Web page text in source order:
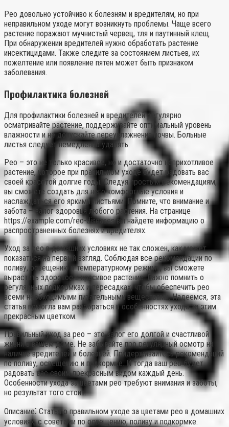
Рео довольно устойчиво к болезням и вредителям, но при
неправильном уходе могут возникнуть проблемы. Чаще всего
растение поражают мучнистый червец, тля и паутинный клещ.
При обнаружении вредителей нужно обработать растение
инсектицидами. Также следите за состоянием листьев, их
пожелтение или появление пятен может быть признаком
заболевания.
Профилактика болезней
Для профилактики болезней и вредителей регулярно
осматривайте растение, поддерживайте оптимальный уровень
влажности и не допускайте переувлажнения почвы. Больные
листья следует немедленно удалять.
Рео – это не только красивое, но и достаточно неприхотливое
растение, которое при правильном уходе будет радовать вас
своей красотой долгие годы. Следуя простым рекомендациям,
вы сможете создать для него комфортные условия и
наслаждаться его яркими листьями. Помните, что внимание и
забота – залог здоровья любого растения. На странице
https://example.com/reo-diseases вы найдете информацию о
распространенных болезнях и вредителях.
Уход за рео в домашних условиях не так сложен, как может
показаться на первый взгляд. Соблюдая все рекомендации по
поливу, освещению и температурному режиму, вы сможете
вырастить здоровое и красивое растение. Важно помнить о
регулярных подкормках и пересадках, чтобы обеспечить рео
всеми необходимыми питательными веществами. Надеемся, эта
статья помогла вам разобраться в особенностях ухода за этим
прекрасным цветком.
Правильный уход за рео – это залог его долгой и счастливой
жизни в вашем доме. Не забывайте про регулярный осмотр на
наличие вредителей и болезней. Придерживайтесь рекомендаций
по поливу, освещению и подкормке. И тогда ваш рео будет
радовать вас своим прекрасным видом каждый день.
Особенности ухода за цветами рео требуют внимания и заботы,
но результат того стоит.
Описание⁚ Статья о правильном уходе за цветами рео в домашних
условиях, с советами по освещению, поливу и подкормке.